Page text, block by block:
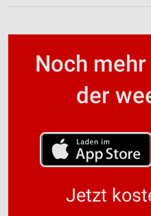
Noch
der
Jetzt